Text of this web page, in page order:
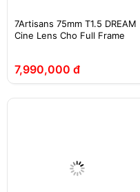
7Artisans 75mm T1.5 DREAM
Cine Lens Cho Full Frame
7,990,000 đ